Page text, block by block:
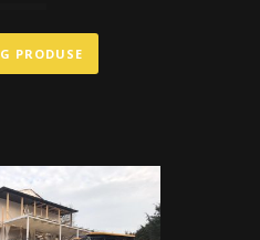
PRODUSE